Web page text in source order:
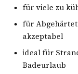
für viele zu
für
akzeptabel
ideal für
Badeurlaub